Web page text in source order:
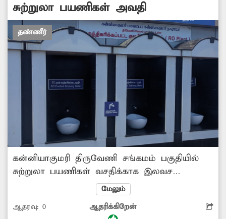
சுற்றுலா பயணிகள் அவதி
தண்ணீர்
கன்னியாகுமரி திருவேணி சங்கமம் பகுதியில்
சுற்றுலா பயணிகள் வசதிக்காக இலவச
சுத்திகரிக்கப்பட்ட குடிதண்ணீர் குழாய்கள்
அமைக்கப்பட்டுள்ளது. ஆனால் அவற்றில்
தண்ணீர் வருவதில்லை. மேலும் இலவச
மேலும்
ஆதரவு: 0 ஆதரிக்கிறேன்